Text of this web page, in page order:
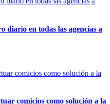
en todas las agencias a
comicios como solución a la